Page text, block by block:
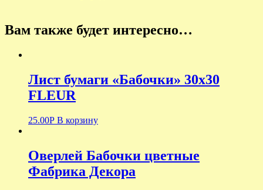
Вам также будет интересно…
Лист бумаги «Бабочки» 30х30
FLEUR
25.00Р В корзину
Оверлей Бабочки цветные
Фабрика Декора